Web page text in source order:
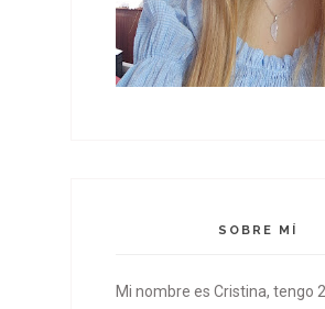
SOBRE MÍ
Mi nombre es Cristina, tengo